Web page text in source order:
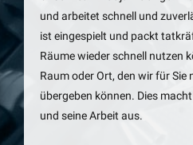
und arbeitet schnell und
ist eingespielt und packt
Räume wieder schnell nutzen
Raum oder Ort, den wir für Sie
übergeben können. Dies
und seine Arbeit aus.